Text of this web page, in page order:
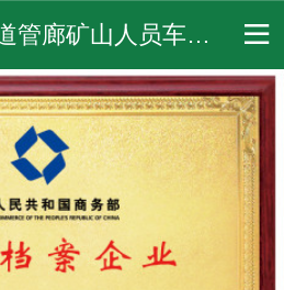
STG腾高-地铁隧道管廊矿山人员车辆定位方案,WIFI /UWB /蓝牙 /北斗 /gps定位器/ 隧道安全五大系统,隧道人员安全管理系统,轨行区通信调度设备厂家 - 腾高中泰